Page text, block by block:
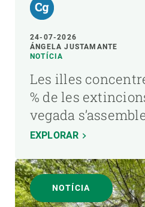
24-07-2026
ÁNGELA JUSTAMANTE
NOTÍCIA
Les illes
% de les
vegada
EXPLORAR
NOTÍCIA